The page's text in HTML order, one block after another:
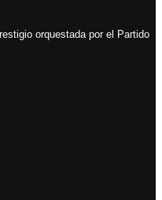
orquestada por el Partido